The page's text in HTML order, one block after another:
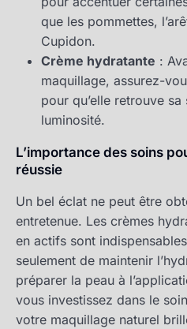
que les pommettes,
Cupidon.
Crème hydratante :
maquillage, assurez-
pour qu’elle retrouve sa
luminosité.
L’importance des soins
réussie
Un bel éclat ne peut être
entretenue. Les crèmes
en actifs sont
seulement de maintenir
préparer la peau à
vous investissez dans le
votre maquillage naturel